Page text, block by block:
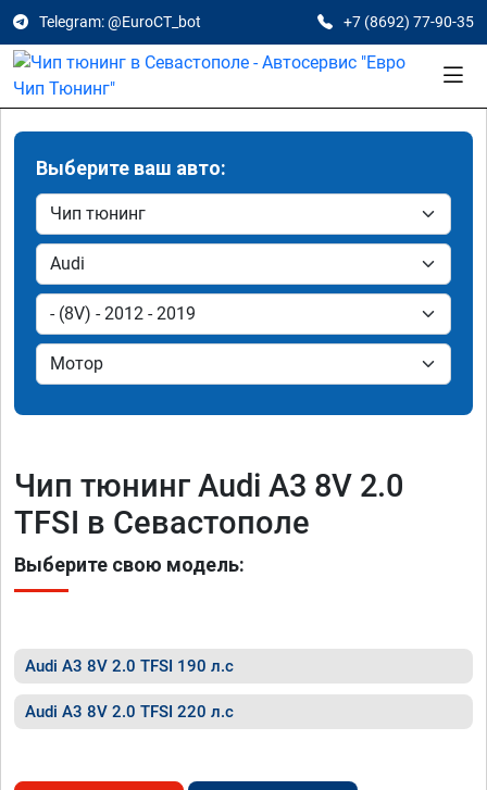
Telegram: @EuroCT_bot +7 (8692) 77-90-35
Выберите ваш авто:
Чип тюнинг Audi A3 8V 2.0
TFSI в Севастополе
Выберите свою модель:
Audi A3 8V 2.0 TFSI 190 л.с
Audi A3 8V 2.0 TFSI 220 л.с